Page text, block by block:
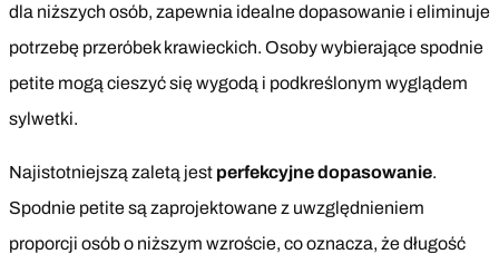
dla niższych osób, zapewnia idealne dopasowanie i eliminuje
potrzebę przeróbek krawieckich. Osoby wybierające spodnie
petite mogą cieszyć się wygodą i podkreślonym wyglądem
sylwetki.
Najistotniejszą zaletą jest perfekcyjne dopasowanie.
Spodnie petite są zaprojektowane z uwzględnieniem
proporcji osób o niższym wzroście, co oznacza, że długość